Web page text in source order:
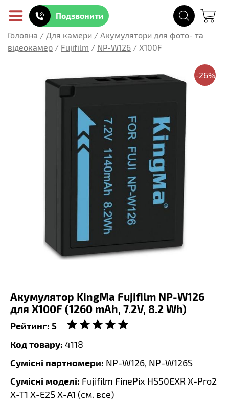
Подзвонити
Головна / Для камери / Акумулятори для фото- та
відеокамер / Fujifilm / NP-W126 / X100F
-26%
Акумулятор KingMa Fujifilm NP-W126
для X100F (1260 mAh, 7.2V, 8.2 Wh)
Рейтинг: 5
Код товару: 4118
Сумісні партномери: NP-W126, NP-W126S
Сумісні моделі: Fujifilm FinePix HS50EXR X-Pro2
X-T1 X-E2S X-A1 (см. все)